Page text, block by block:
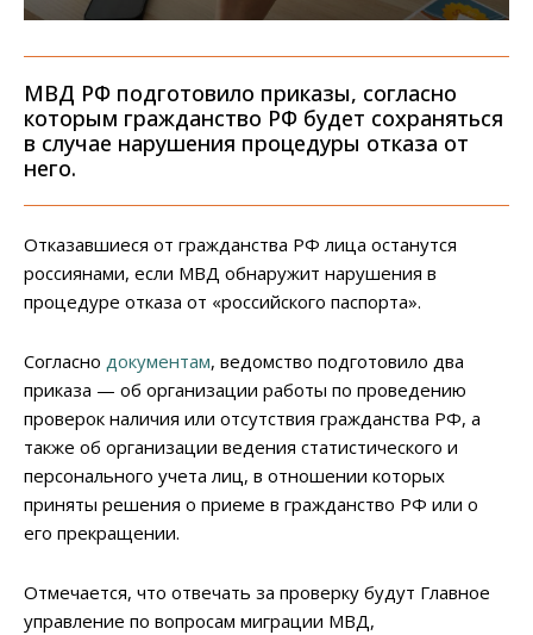
МВД РФ подготовило приказы, согласно
которым гражданство РФ будет сохраняться
в случае нарушения процедуры отказа от
него.
Отказавшиеся от гражданства РФ лица останутся
россиянами, если МВД обнаружит нарушения в
процедуре отказа от «российского паспорта».
Согласно документам, ведомство подготовило два
приказа — об организации работы по проведению
проверок наличия или отсутствия гражданства РФ, а
также об организации ведения статистического и
персонального учета лиц, в отношении которых
приняты решения о приеме в гражданство РФ или о
его прекращении.
Отмечается, что отвечать за проверку будут Главное
управление по вопросам миграции МВД,